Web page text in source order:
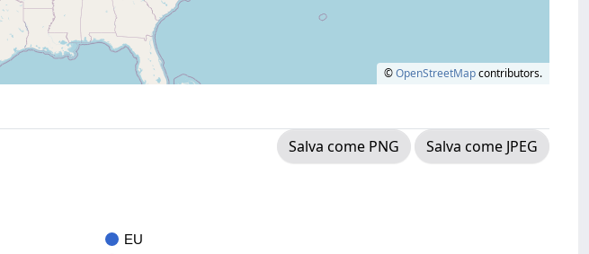
©OpenStreetMapcontributors.
Salva come PNG
Salva come JPEG
EU